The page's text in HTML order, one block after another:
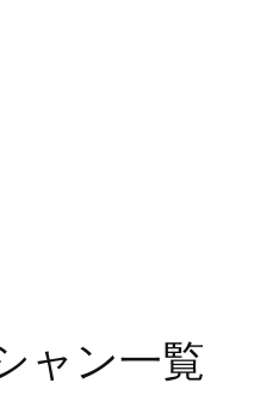
ャン一覧